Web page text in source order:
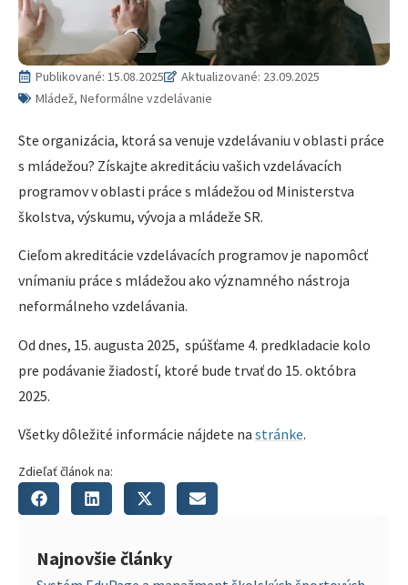
Publikované: 15.08.2025
Aktualizované: 23.09.2025
Mládež, Neformálne vzdelávanie
Ste organizácia, ktorá sa venuje vzdelávaniu v oblasti práce
s mládežou? Získajte akreditáciu vašich vzdelávacích
programov v oblasti práce s mládežou od Ministerstva
školstva, výskumu, vývoja a mládeže SR.
Cieľom akreditácie vzdelávacích programov je napomôcť
vnímaniu práce s mládežou ako významného nástroja
neformálneho vzdelávania.
Od dnes, 15. augusta 2025, spúšťame 4. predkladacie kolo
pre podávanie žiadostí, ktoré bude trvať do 15. októbra
2025.
Všetky dôležité informácie nájdete na stránke.
Zdieľať článok na:
Najnovšie články